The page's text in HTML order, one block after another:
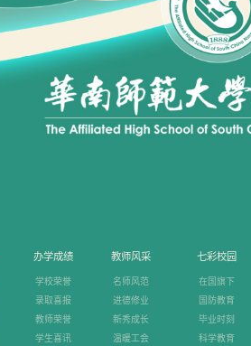
办学成绩
学校荣誉
录取喜报
教师荣誉
学生喜讯
教师风采
名师风范
进德修业
新秀成长
温暖工会
七彩校园
在国旗下
国防教育
毕业时刻
科学教育